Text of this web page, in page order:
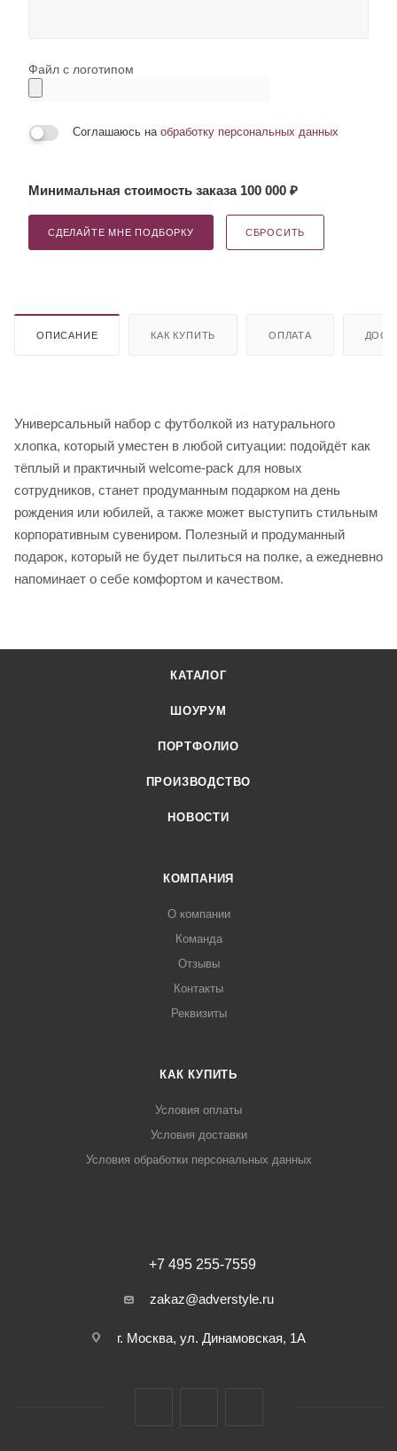
Файл с логотипом
Соглашаюсь на обработку персональных данных
Минимальная стоимость заказа 100 000 ₽
СДЕЛАЙТЕ МНЕ ПОДБОРКУ СБРОСИТЬ
ОПИСАНИЕ КАК КУПИТЬ ОПЛАТА
Универсальный набор с футболкой из натурального
хлопка, который уместен в любой ситуации: подойдёт как
тёплый и практичный welcome-pack для новых
сотрудников, станет продуманным подарком на день
рождения или юбилей, а также может выступить стильным
корпоративным сувениром. Полезный и продуманный
подарок, который не будет пылиться на полке, а ежедневно
напоминает о себе комфортом и качеством.
КАТАЛОГ
ШОУРУМ
ПОРТФОЛИО
ПРОИЗВОДСТВО
НОВОСТИ
КОМПАНИЯ
О компании
Команда
Отзывы
Контакты
Реквизиты
КАК КУПИТЬ
Условия оплаты
Условия доставки
Условия обработки персональных данных
+7 495 255-7559
zakaz@adverstyle.ru
г. Москва, ул. Динамовская, 1А